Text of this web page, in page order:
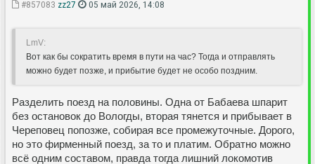
#857083 zz27 05 май 2026, 14:08
LmV:
Вот как бы сократить время в пути на час? Тогда и отправлять
можно будет позже, и прибытие будет не особо поздним.
Разделить поезд на половины. Одна от Бабаева шпарит
без остановок до Вологды, вторая тянется и прибывает в
Череповец попозже, собирая все промежуточные. Дорого,
но это фирменный поезд, за то и платим. Обратно можно
всё одним составом, правда тогда лишний локомотив